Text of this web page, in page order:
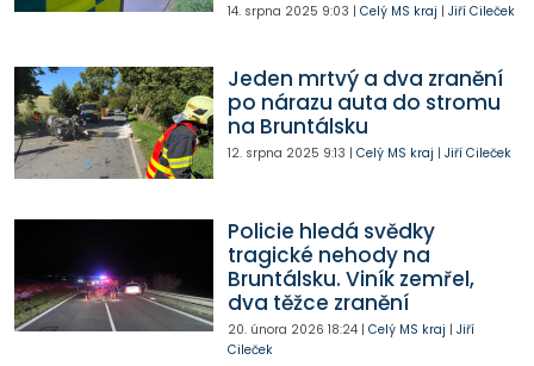
14. srpna 2025 9:03 | Celý MS kraj | Jiří Cileček
Jeden mrtvý a dva zranění
po nárazu auta do stromu
na Bruntálsku
12. srpna 2025 9:13 | Celý MS kraj | Jiří Cileček
Policie hledá svědky
tragické nehody na
Bruntálsku. Viník zemřel,
dva těžce zranění
20. února 2026 18:24| Celý MS kraj | Jiří
Cileček